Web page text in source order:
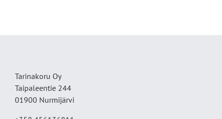
Tarinakoru Oy
Taipaleentie 244
01900 Nurmijärvi